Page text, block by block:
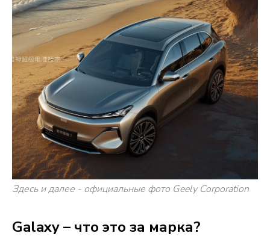
Здесь и далее - официальные фото Geely Corporation
Galaxy – что это за марка?